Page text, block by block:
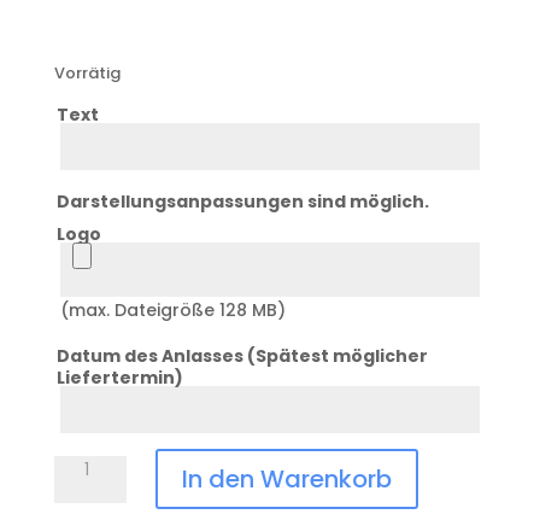
Vorrätig
Text
Darstellungsanpassungen sind möglich.
Logo
Logo
(max. Dateigröße 128 MB)
Datum des Anlasses (Spätest möglicher
Liefertermin)
Memory-
In den Warenkorb